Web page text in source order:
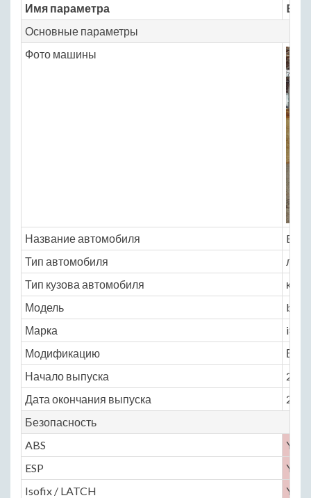
Имя параметра
Основные параметры
Фото машины
Название автомобиля
Тип автомобиля
Тип кузова автомобиля
купе
Модель
bmw
Марка
i8
Модификацию
Начало выпуска
2014
Дата окончания выпуска
2016
Безопасность
ABS
Yes
ESP
Yes
Isofix / LATCH
Yes